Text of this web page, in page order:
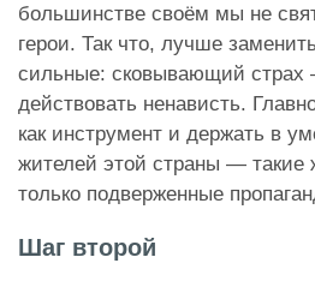
большинстве своём мы не
герои. Так что, лучше
сильные: сковывающий
действовать ненависть.
как инструмент и держать в
жителей этой страны — такие
только подверженные
Шаг второй